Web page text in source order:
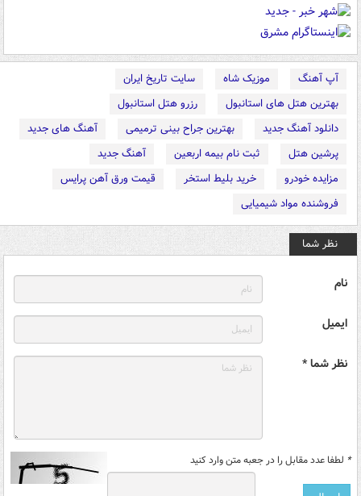
آپ آهنگ موزیک شاه
سایت تاریخ ایران
بهترین هتل های استانبول
رزرو هتل استانبول
دانلود آهنگ جدید
بهترین جراح بینی ترمیمی
آهنگ های جدید
پرشین هتل
ثبت نام بیمه اربعین
آهنگ جدید
مزایده خودرو
خرید بلیط استخر
قیمت ورق آهن پرایس
فروشنده مواد شیمیایی
نظر شما
نام
ایمیل
نظر شما *
* لطفا عدد مقابل را در جعبه متن وارد کنید